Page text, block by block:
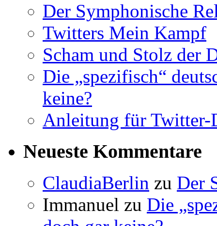
Der Symphonische
Twitters Mein Kampf
Scham und Stolz der
Die „spezifisch“
keine?
Anleitung für Twitter-
Neueste Kommentare
ClaudiaBerlin zu Der
Immanuel zu Die